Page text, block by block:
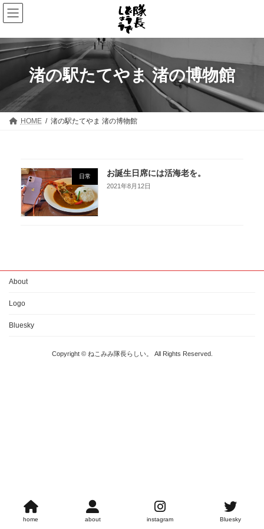
コ
ン
テ
ン
ツ
へ
ナ
ビ
ゲ
ー
シ
ョ
渚の駅たてやま 渚の博物館
HOME 渚の駅たてやま 渚の博物館
日常 お誕生日席には活海老を。
2021年8月12日
About
Logo
Bluesky
Copyright © ねこみみ隊長らしい。 All Rights Reserved.
home about instagram Bluesky